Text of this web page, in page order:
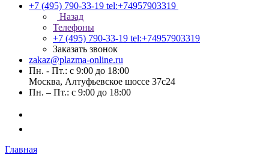
+7 (495) 790-33-19 tel:+74957903319
Назад
Телефоны
+7 (495) 790-33-19 tel:+74957903319
Заказать звонок
zakaz@plazma-online.ru
Пн. - Пт.: с 9:00 до 18:00
Москва, Алтуфьевское шоссе 37с24
Пн. – Пт.: с 9:00 до 18:00
Главная